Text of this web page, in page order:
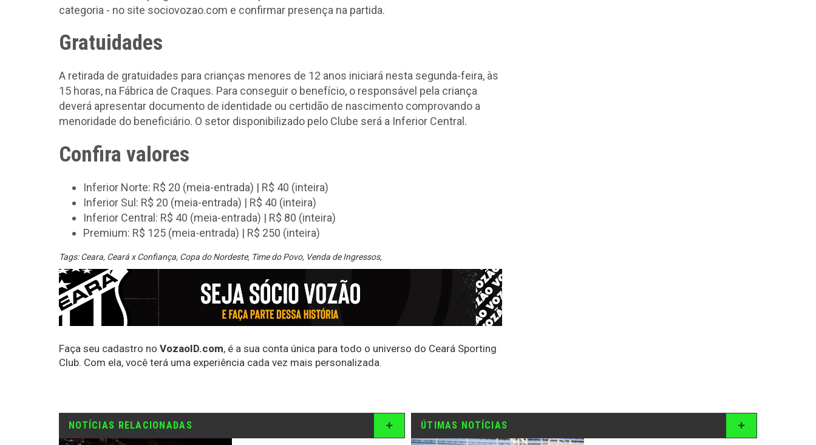
categoria - no site sociovozao.com e confirmar presença na partida.
Gratuidades
A retirada de gratuidades para crianças menores de 12 anos iniciará nesta segunda-feira, às
15 horas, na Fábrica de Craques. Para conseguir o benefício, o responsável pela criança
deverá apresentar documento de identidade ou certidão de nascimento comprovando a
menoridade do beneficiário. O setor disponibilizado pelo Clube será a Inferior Central.
Confira valores
Inferior Norte: R$ 20 (meia-entrada) | R$ 40 (inteira)
Inferior Sul: R$ 20 (meia-entrada) | R$ 40 (inteira)
Inferior Central: R$ 40 (meia-entrada) | R$ 80 (inteira)
Premium: R$ 125 (meia-entrada) | R$ 250 (inteira)
Tags:Ceara, Ceará x Confiança, Copa do Nordeste, Time do Povo, Venda de Ingressos,
Faça seu cadastro no VozaoID.com, é a sua conta única para todo o universo do Ceará Sporting
Club. Com ela, você terá uma experiência cada vez mais personalizada.
NOTÍCIAS RELACIONADAS ÚTIMAS NOTÍCIAS